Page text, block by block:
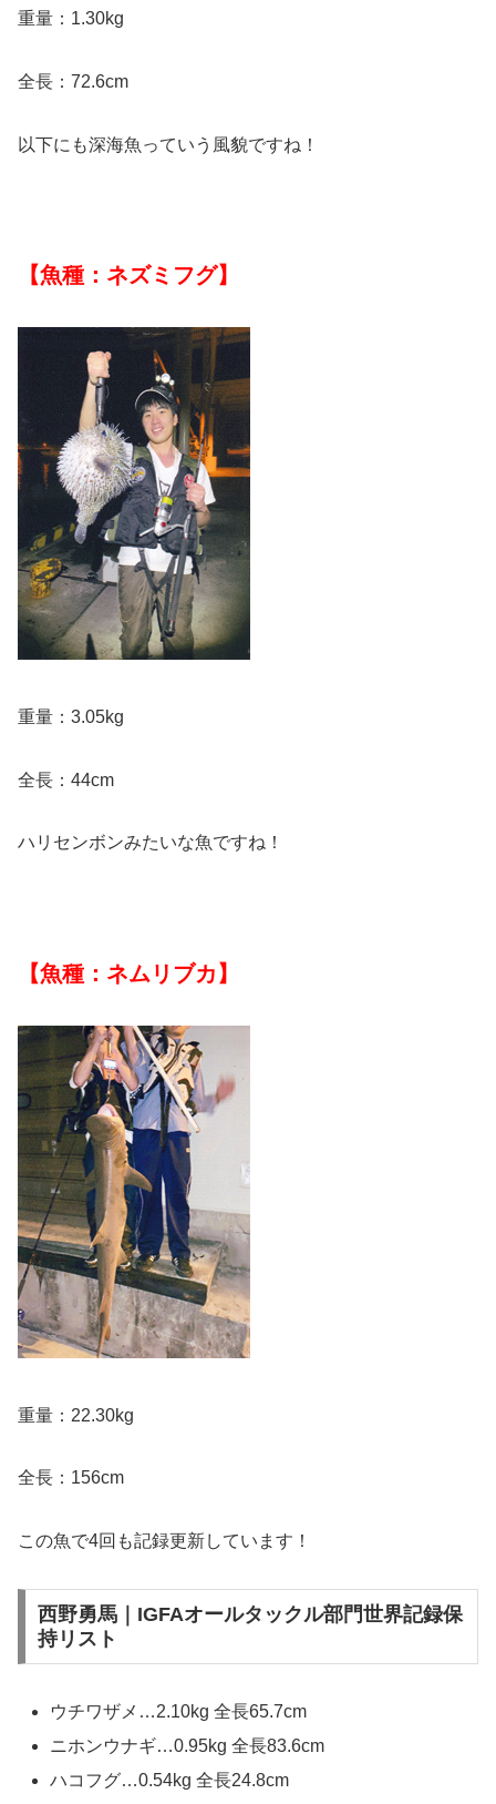
重量：1.30kg
全長：72.6cm
以下にも深海魚っていう風貌ですね！
【魚種：ネズミフグ】
重量：3.05kg
全長：44cm
ハリセンボンみたいな魚ですね！
【魚種：ネムリブカ】
重量：22.30kg
全長：156cm
この魚で4回も記録更新しています！
西野勇馬｜IGFAオールタックル部門世界記録保
持リスト
ウチワザメ…2.10kg 全長65.7cm
ニホンウナギ…0.95kg 全長83.6cm
ハコフグ…​0.54kg 全長24.8cm